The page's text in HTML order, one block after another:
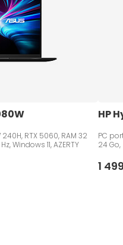
RTX 5060, RAM 32
Windows 11, AZERTY
HP
PC
24 Go,
1